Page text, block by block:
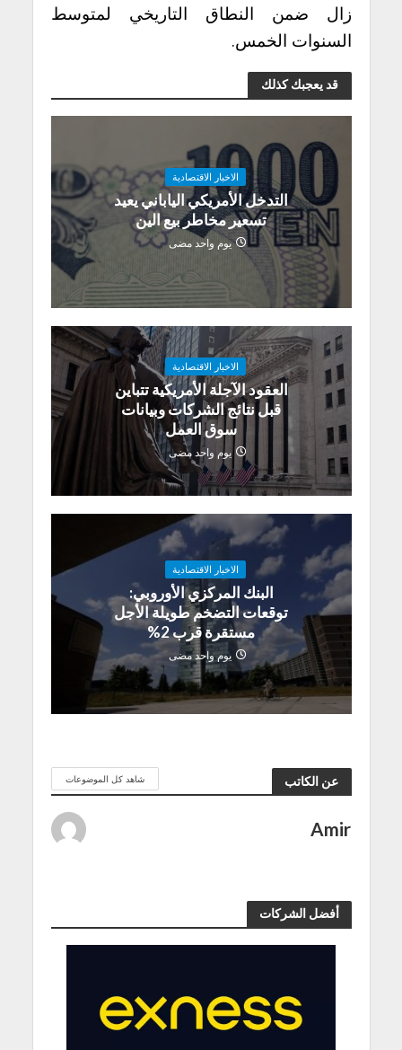
زال ضمن النطاق التاريخي لمتوسط
السنوات الخمس.
قد يعجبك كذلك
الاخبار الاقتصادية
التدخل الأمريكي الياباني يعيد
تسعير مخاطر بيع الين
يوم واحد مضى
الاخبار الاقتصادية
العقود الآجلة الأمريكية تتباين
قبل نتائج الشركات وبيانات
سوق العمل
يوم واحد مضى
الاخبار الاقتصادية
البنك المركزي الأوروبي:
توقعات التضخم طويلة الأجل
مستقرة قرب 2%
يوم واحد مضى
عن الكاتب شاهد كل الموضوعات
Amir
أفضل الشركات